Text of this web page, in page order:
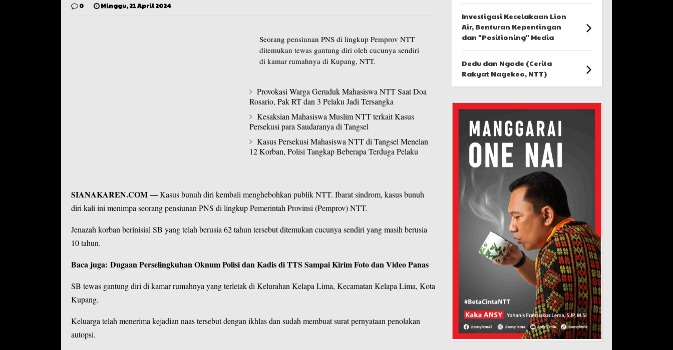
0 Minggu, 21 April 2024
Seorang pensiunan PNS di lingkup Pemprov NTT
ditemukan tewas gantung diri oleh cucunya sendiri
di kamar rumahnya di Kupang, NTT.
Provokasi Warga Geruduk Mahasiswa NTT Saat Doa
Rosario, Pak RT dan 3 Pelaku Jadi Tersangka
Kesaksian Mahasiswa Muslim NTT terkait Kasus
Persekusi para Saudaranya di Tangsel
Kasus Persekusi Mahasiswa NTT di Tangsel Menelan
12 Korban, Polisi Tangkap Beberapa Terduga Pelaku
SIANAKAREN.COM—Kasus bunuh diri kembali menghebohkan publikNTT. Ibarat sindrom, kasus bunuh
diri kali ini menimpa seorang pensiunan PNS di lingkup Pemerintah Provinsi (Pemprov) NTT.
Jenazah korban berinisial SB yang telah berusia 62 tahun tersebut ditemukan cucunya sendiri yang masih berusia
10 tahun.
Baca juga: Dugaan Perselingkuhan Oknum Polisi dan Kadis di TTS Sampai Kirim Foto dan Video Panas
SB tewas gantung diri di kamar rumahnya yang terletak di Kelurahan Kelapa Lima, Kecamatan Kelapa Lima, Kota
Kupang.
Keluarga telah menerima kejadian naas tersebut dengan ikhlas dan sudah membuat surat pernyataan penolakan
autopsi.
Investigasi Kecelakaan Lion
Air, Benturan Kepentingan
dan "Positioning" Media
Dedu dan Ngode (Cerita
Rakyat Nagekeo, NTT)